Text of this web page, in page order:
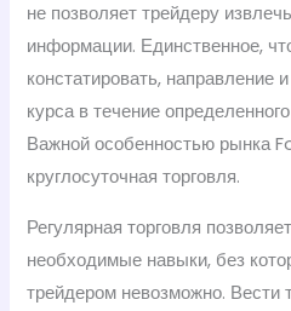
не позволяет трейдеру
информации. Единственное,
констатировать, направление
курса в течение
Важной особенностью рынка
круглосуточная торговля.
Регулярная торговля
необходимые навыки, без
трейдером невозможно. Вести